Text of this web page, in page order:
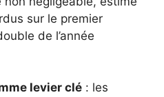
sur le premier
de l’année
levier clé : les